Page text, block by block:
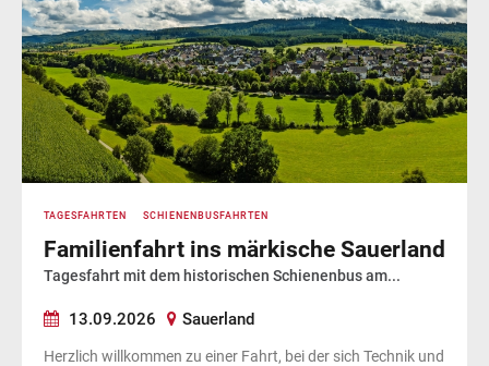
TAGESFAHRTEN SCHIENENBUSFAHRTEN
Familienfahrt ins märkische Sauerland
Tagesfahrt mit dem historischen Schienenbus am...
13.09.2026 Sauerland
Herzlich willkommen zu einer Fahrt, bei der sich Technik und